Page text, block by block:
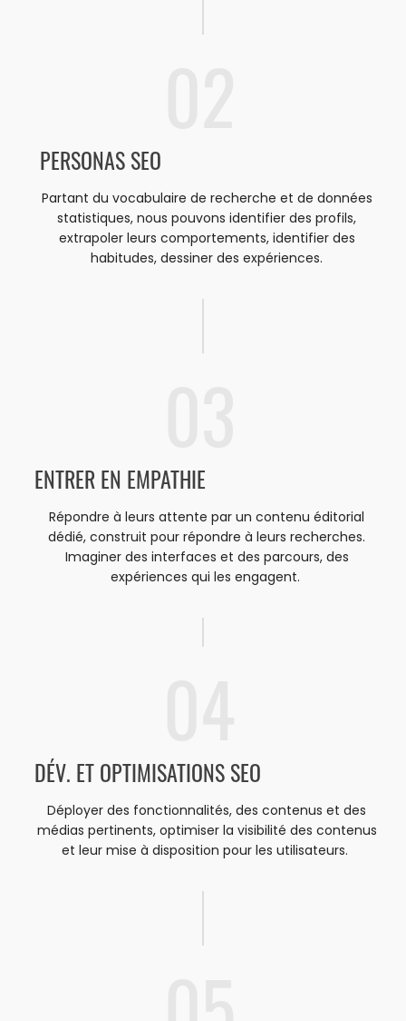
PERSONAS SEO
Partant du vocabulaire de recherche et de données
statistiques, nous pouvons identifier des profils,
extrapoler leurs comportements, identifier des
habitudes, dessiner des expériences.
ENTRER EN EMPATHIE
Répondre à leurs attente par un contenu éditorial
dédié, construit pour répondre à leurs recherches.
Imaginer des interfaces et des parcours, des
expériences qui les engagent.
DÉV. ET OPTIMISATIONS SEO
Déployer des fonctionnalités, des contenus et des
médias pertinents, optimiser la visibilité des contenus
et leur mise à disposition pour les utilisateurs.